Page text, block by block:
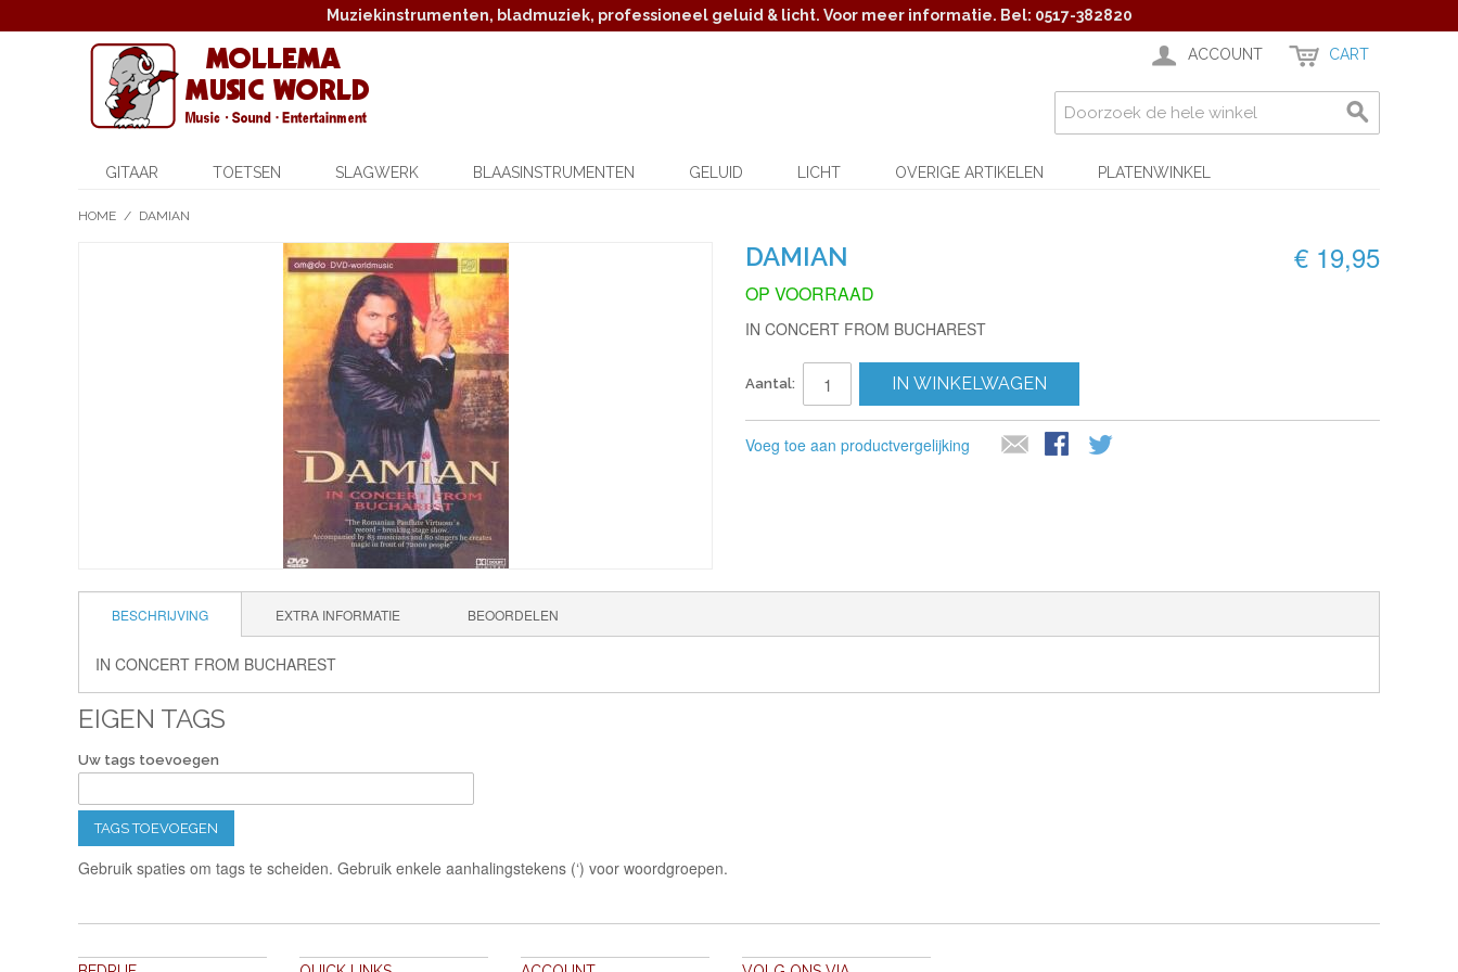
Muziekinstrumenten, bladmuziek, professioneel geluid & licht. Voor meer informatie. Bel: 0517-382820
ACCOUNT CART
GITAAR TOETSEN SLAGWERK BLAASINSTRUMENTEN GELUID LICHT OVERIGE ARTIKELEN PLATENWINKEL
HOME / DAMIAN
DAMIAN € 19,95
OP VOORRAAD
IN CONCERT FROM BUCHAREST
Aantal: IN WINKELWAGEN
Voeg toe aan productvergelijking
BESCHRIJVING EXTRA INFORMATIE BEOORDELEN
IN CONCERT FROM BUCHAREST
EIGEN TAGS
Uw tags toevoegen
TAGS TOEVOEGEN
Gebruik spaties om tags te scheiden. Gebruik enkele aanhalingstekens (‘) voor woordgroepen.